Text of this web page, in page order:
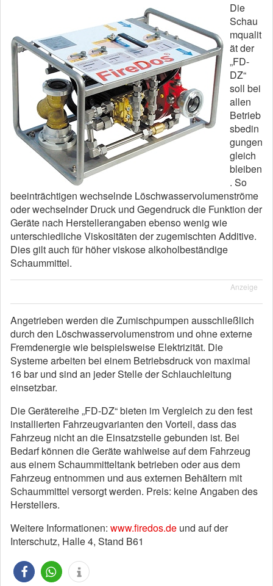
Die
Schau
mqualit
ät der
„FD-
DZ“
soll bei
allen
Betrieb
sbedin
gungen
gleich
bleiben
. So
beeinträchtigen wechselnde Löschwasservolumenströme
oder wechselnder Druck und Gegendruck die Funktion der
Geräte nach Herstellerangaben ebenso wenig wie
unterschiedliche Viskositäten der zugemischten Additive.
Dies gilt auch für höher viskose alkoholbeständige
Schaummittel.
Anzeige
Angetrieben werden die Zumischpumpen ausschließlich
durch den Löschwasservolumenstrom und ohne externe
Fremdenergie wie beispielsweise Elektrizität. Die
Systeme arbeiten bei einem Betriebsdruck von maximal
16 bar und sind an jeder Stelle der Schlauchleitung
einsetzbar.
Die Gerätereihe „FD-DZ“ bieten im Vergleich zu den fest
installierten Fahrzeugvarianten den Vorteil, dass das
Fahrzeug nicht an die Einsatzstelle gebunden ist. Bei
Bedarf können die Geräte wahlweise auf dem Fahrzeug
aus einem Schaummitteltank betrieben oder aus dem
Fahrzeug entnommen und aus externen Behältern mit
Schaummittel versorgt werden. Preis: keine Angaben des
Herstellers.
Weitere Informationen: www.firedos.de und auf der
Interschutz, Halle 4, Stand B61